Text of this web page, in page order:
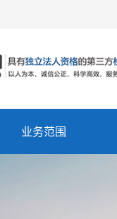
业务范围